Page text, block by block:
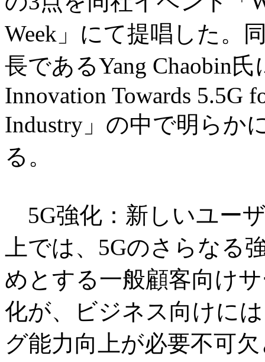
Week」にて提唱した。
長であるYang Chaobin
Innovation Towards 5.5G
Industry」の中で明らか
る。
5G強化：新しいユー
上では、5Gのさらなる
めとする一般顧客向け
化が、ビジネス向けに
グ能力向上が必要不可